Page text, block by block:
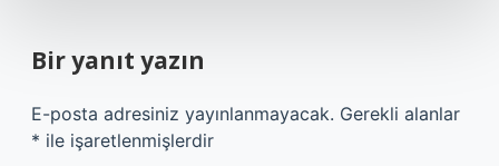
Bir yanıt yazın
E-posta adresiniz yayınlanmayacak. Gerekli alanlar
* ile işaretlenmişlerdir